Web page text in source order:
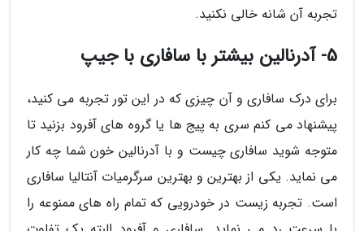
تجربه آن شانه خالی نکنید.
5- آدرنالین بیشتر با سافاری با جیپ
برای درک سافاری و آن چیزی که در این تور تجربه می کنید،
پیشنهاد می کنم سری به پیج ها یا گروه های آفرود بزنید تا
متوجه شوید سافاری چیست و با آدرنالین خون شما چه کار
می نماید. یکی از بهترین و بهترین سرگرمیات آنتالیا سافاری
است. تجربه زیست در خودرویی که تمام راه های ممنوعه را